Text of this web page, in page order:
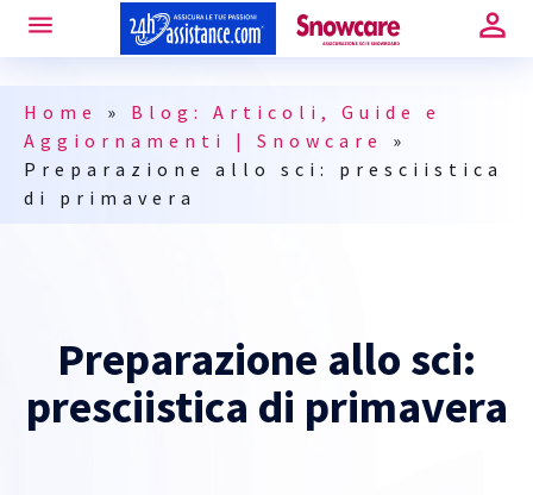
Home » Blog: Articoli, Guide e
Aggiornamenti | Snowcare
»
Preparazione allo sci: presciistica
di primavera
Preparazione allo sci:
presciistica di primavera